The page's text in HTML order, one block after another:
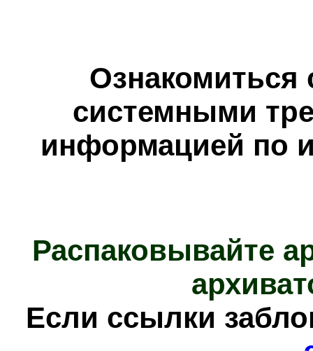
Ознакомиться
системными
информацией по
Распаковывайте
Если ссылки